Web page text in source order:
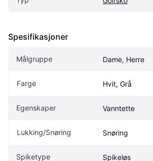
Spesifikasjoner
Målgruppe Dame, Herre
Farge Hvit, Grå
Egenskaper Vanntette
Lukking/Snøring Snøring
Spiketype Spikeløs